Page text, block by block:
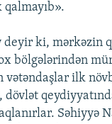
deyir ki, mərkəzin
bölgələrindən
ilk
dövlət
Səhiyyə